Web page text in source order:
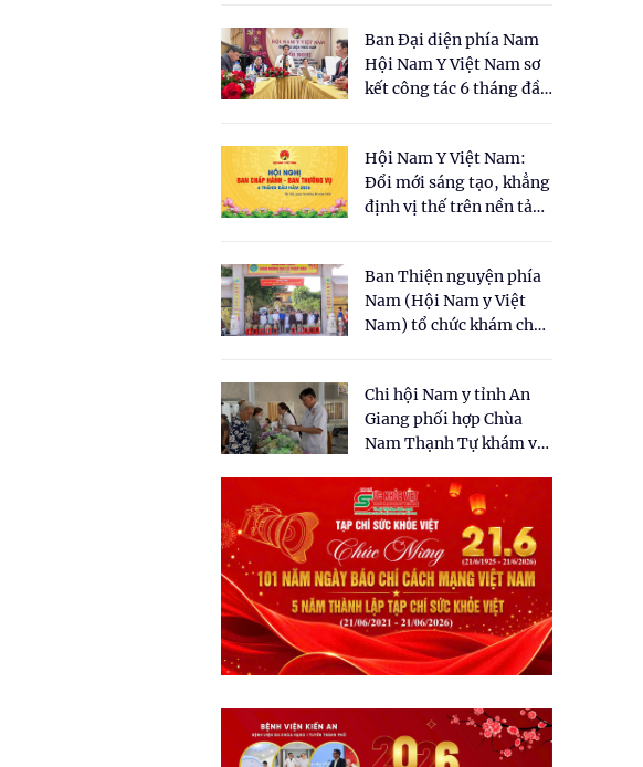
cho Luật Y dược cổ
truyền Việt Nam"
Ban Đại diện phía Nam
Hội Nam Y Việt Nam sơ
kết công tác 6 tháng đầu
Hội Nam Y Việt Nam:
Đổi mới sáng tạo, khẳng
định vị thế trên nền tảng
Ban Thiện nguyện phía
Nam (Hội Nam y Việt
Nam) tổ chức khám chữa
dân tại xã Tân Tập
Chi hội Nam y tỉnh An
Giang phối hợp Chùa
Nam Thạnh Tự khám và
nhân dân